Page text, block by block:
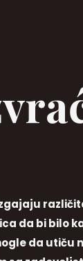
da bi bilo
da utiču